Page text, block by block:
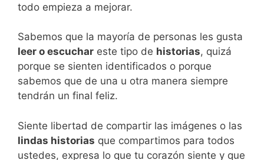
todo empieza a mejorar.
Sabemos que la mayoría de personas les gusta
leer o escuchar este tipo de historias, quizá
porque se sienten identificados o porque
sabemos que de una u otra manera siempre
tendrán un final feliz.
Siente libertad de compartir las imágenes o las
lindas historias que compartimos para todos
ustedes, expresa lo que tu corazón siente y que